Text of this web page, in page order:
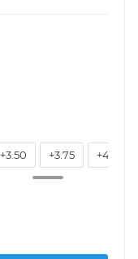
+3.50 +3.75 +4.00